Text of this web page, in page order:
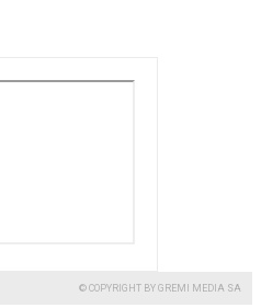
© COPYRIGHT BY GREMI MEDIA SA